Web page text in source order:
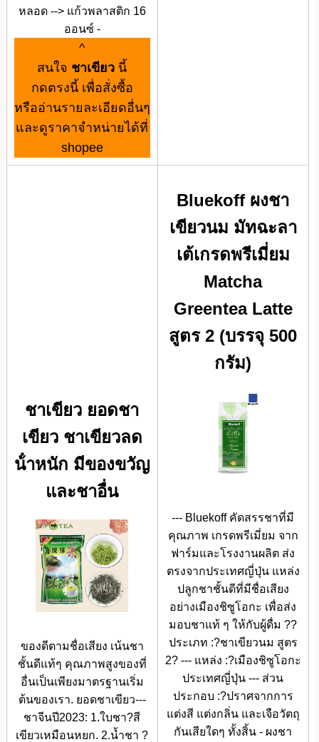
หลอด --> แก้วพลาสติก 16
ออนซ์ -
^
สนใจ ชาเขียว นี้
กดตรงนี้ เพื่อสั่งซื้อ
หรืออ่านรายละเอียดอื่นๆ
และดูราคาจำหน่ายได้ที่
shopee
ชาเขียว ยอดชา
เขียว ชาเขียวลด
น้ําหนัก มีของขวัญ
และชาอื่น
ของดีตามชื่อเสียง เน้นชา
ชั้นดีแท้ๆ คุณภาพสูงของที่
อื่นเป็นเพียงมาตรฐานเริ่ม
ต้นของเรา. ยอดชาเขียว---
ชาจีนปี2023: 1.ใบชา?สี
เขียวเหมือนหยก. 2.น้ำชา ?
Bluekoff ผงชา
เขียวนม มัทฉะลา
เต้เกรดพรีเมี่ยม
Matcha
Greentea Latte
สูตร 2 (บรรจุ 500
กรัม)
--- Bluekoff คัดสรรชาที่มี
คุณภาพ เกรดพรีเมี่ยม จาก
ฟาร์มและโรงงานผลิต ส่ง
ตรงจากประเทศญี่ปุ่น แหล่ง
ปลูกชาชั้นดีที่มีชื่อเสียง
อย่างเมืองชิซูโอกะ เพื่อส่ง
มอบชาแท้ ๆ ให้กับผู้ดื่ม ??
ประเภท :?ชาเขียวนม สูตร
2? --- แหล่ง :?เมืองชิซูโอกะ
ประเทศญี่ปุ่น --- ส่วน
ประกอบ :?ปราศจากการ
แต่งสี แต่งกลิ่น และเจือวัตถุ
กันเสียใดๆ ทั้งสิ้น - ผงชา